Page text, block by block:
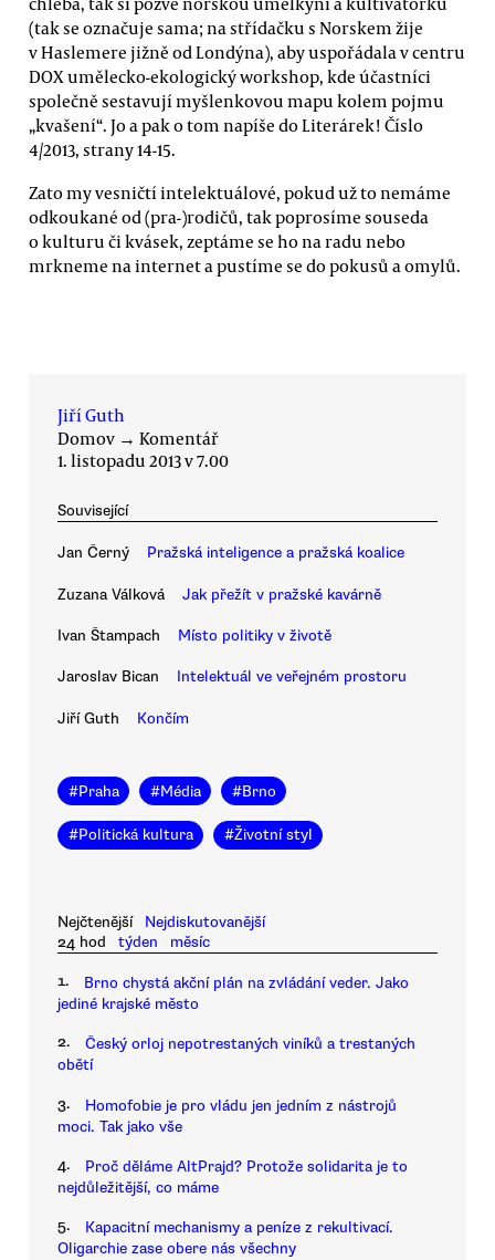
(tak se označuje sama; na střídačku s Norskem žije
v Haslemere jižně od Londýna), aby uspořádala v centru
DOX umělecko-ekologický workshop, kde účastníci
společně sestavují myšlenkovou mapu kolem pojmu
„kvašení“. Jo a pak o tom napíše do Literárek! Číslo
4/2013, strany 14-15.
Zato my vesničtí intelektuálové, pokud už to nemáme
odkoukané od (pra-)rodičů, tak poprosíme souseda
o kulturu či kvásek, zeptáme se ho na radu nebo
mrkneme na internet a pustíme se do pokusů a omylů.
Jiří Guth
Domov → Komentář
1. listopadu 2013 v 7.00
Související
Jan Černý Pražská inteligence a pražská koalice
Zuzana Válková Jak přežít v pražské kavárně
Ivan Štampach Místo politiky v životě
Jaroslav Bican Intelektuál ve veřejném prostoru
Jiří Guth Končím
#Praha #Média #Brno
#Politická kultura #Životní styl
Nejčtenější
Nejdiskutovanější
24 hod
týden měsíc
1.
Brno chystá akční plán na zvládání veder. Jako
jediné krajské město
2.
Český orloj nepotrestaných viníků a trestaných
obětí
3.
Homofobie je pro vládu jen jedním z nástrojů
moci. Tak jako vše
4.
Proč děláme AltPrajd? Protože solidarita je to
nejdůležitější, co máme
5.
Kapacitní mechanismy a peníze z rekultivací.
Oligarchie zase obere nás všechny